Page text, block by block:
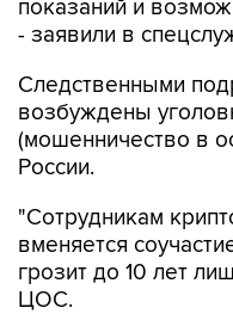
Следственными
(мошенничество в
России.
"Сотрудникам
грозит до 10 лет
ЦОС.
МВД РФ